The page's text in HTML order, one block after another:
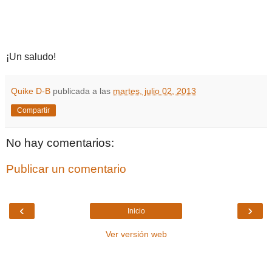
¡Un saludo!
Quike D-B publicada a las martes, julio 02, 2013
Compartir
No hay comentarios:
Publicar un comentario
‹ ›
Inicio
Ver versión web